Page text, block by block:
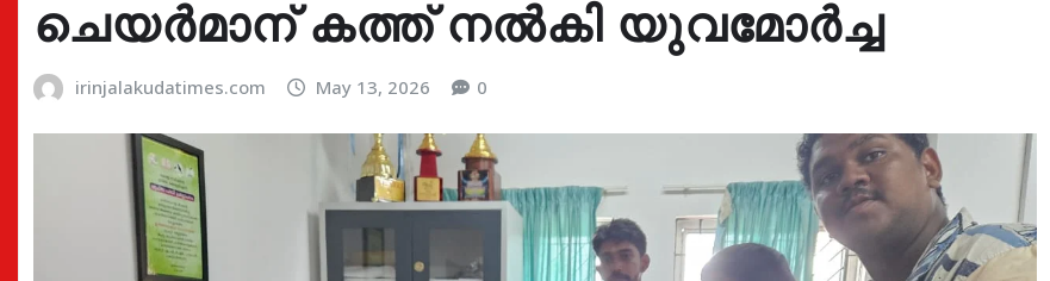
ചെയർമാന് കത്ത് നൽകി യുവമോർച്ച
irinjalakudatimes.com May 13, 2026 0